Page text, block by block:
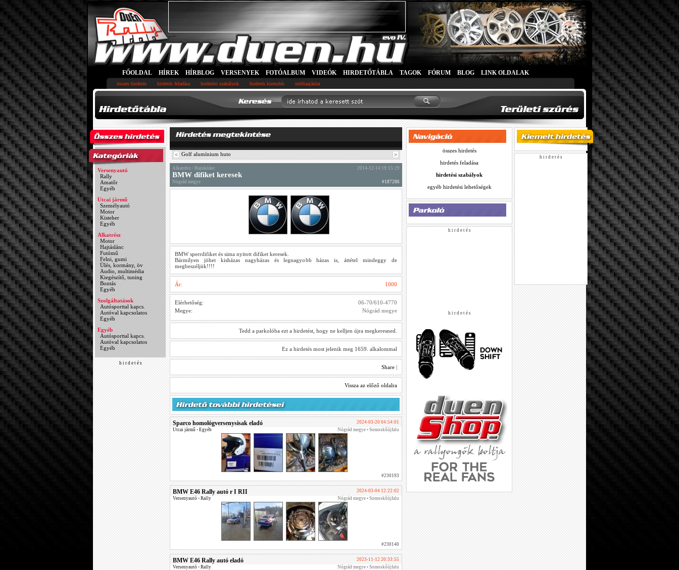
-->
FŐOLDAL HÍREK HÍRBLOG VERSENYEK FOTÓALBUM VIDEÓK HIRDETŐTÁBLA TAGOK FÓRUM BLOG LINK OLDALAK
összes hirdetés hirdetés feladása hirdetési szabályok hirdetés kiemelés médiaajánlat
Versenyautó
Rally
Amatőr
Egyéb
Utcai jármű
Személyautó
Motor
Kisteher
Egyéb
Alkatrész
Motor
Hajtáslánc
Futómű
Felni, gumi
Ülés, kormány, öv
Audio, multimédia
Kiegészítő, tuning
Bontás
Egyéb
Szolgáltatások
Autósporttal kapcs.
Autóval kapcsolatos
Egyéb
Egyéb
Autósporttal kapcs.
Autóval kapcsolatos
Egyéb
h i r d e t é s
< Golf alumínium huto >
Alkatrész / Hajtáslánc 2014-12-14 19:15:29
BMW difiket keresek
Nógrád megye #187286
BMW sperrdifiket és sima nyitott difiket keresek.
Bármilyen jöhet kisházas nagyházas és legnagyobb házas is, áttétel mindeggy de
megbeszéljük!!!!
Ár: 1000
Elérhetőség:
06-70/610-4770
Megye:
Nógrád megye
Tedd a parkolóba ezt a hirdetést, hogy ne kelljen újra megkeresned.
Ez a hirdetés most jelenik meg 1659. alkalommal
Share |
Vissza az előző oldalra
Sparco homológversenysisak eladó
2024-03-20 04:54:01
Utcai jármű • Egyéb Nógrád megye • Somoskőújfalu
#230193
BMW E46 Rally autó r I RII
2024-03-04 12:22:02
Versenyautó • Rally Nógrád megye • Somoskőújfalu
#230140
BMW E46 Rally autó eladó
2023-11-12 20:33:55
Versenyautó • Rally Nógrád megye • Somoskőújfalu
összes hirdetés
hirdetés feladása
hirdetési szabályok
egyéb hirdetési lehetőségek
h i r d e t é s
h i r d e t é s
h i r d e t é s